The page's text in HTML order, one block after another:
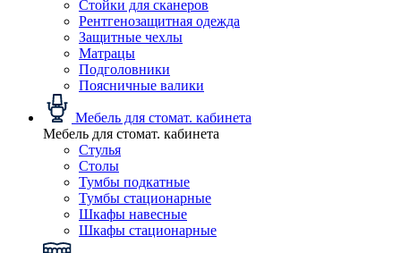
Стойки для сканеров
Рентгенозащитная одежда
Защитные чехлы
Матрацы
Подголовники
Поясничные валики
Мебель для стомат. кабинета
Мебель для стомат. кабинета
Стулья
Столы
Тумбы подкатные
Тумбы стационарные
Шкафы навесные
Шкафы стационарные